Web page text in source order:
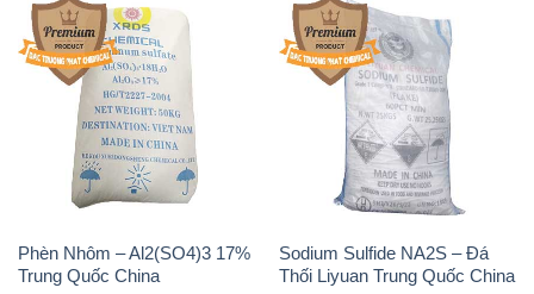
Phèn Nhôm – Al2(SO4)3 17%
Trung Quốc China
Sodium Sulfide NA2S – Đá
Thối Liyuan Trung Quốc China